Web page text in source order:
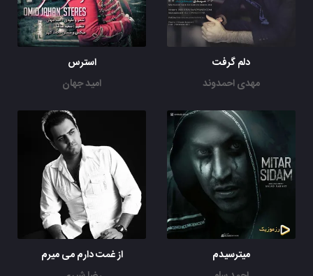
دلم گرفت
مهدی احمدوند
استرس
امید جهان
میترسیدم
از غمت دارم می میرم